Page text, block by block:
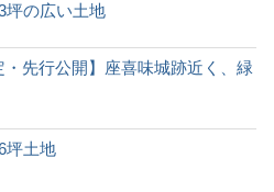
坪の広い土地
先行公開】座喜味城跡近く、緑
坪土地